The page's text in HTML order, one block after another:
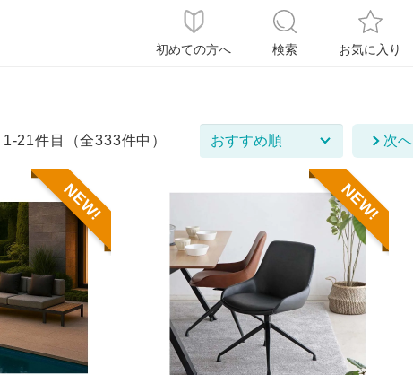
初めての方へ 検索 お気に入り
1-21件目（全333件中） 次へ
NEW! NEW!